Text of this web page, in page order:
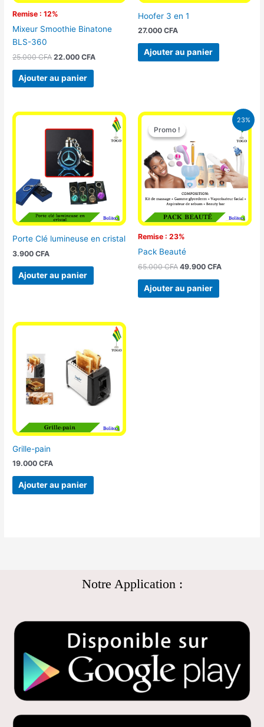
Remise : 12%
Mixeur Smoothie Binatone
BLS-360
25.000CFA 22.000CFA
Ajouter au panier
Hoofer 3 en 1
27.000 CFA
Ajouter au panier
Porte Clé lumineuse en cristal
3.900CFA
Ajouter au panier
23%
Promo !
Remise : 23%
Promo !
Pack Beauté
65.000CFA
Le
prix
initial
était :
65.000 CFA.
49.900 CFA
Le
prix
actuel
est :
49.900
Ajouter au panier
Grille-pain
19.000CFA
Ajouter au panier
Notre Application :